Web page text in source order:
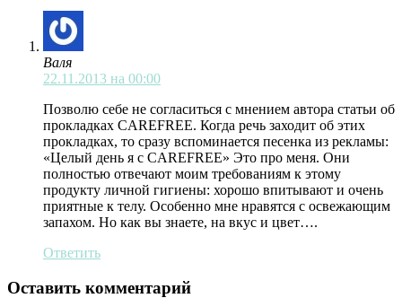
Валя
22.11.2013 на 00:00
Позволю себе не согласиться с мнением автора статьи об
прокладках CAREFREE. Когда речь заходит об этих
прокладках, то сразу вспоминается песенка из рекламы:
«Целый день я с CAREFREE» Это про меня. Они
полностью отвечают моим требованиям к этому
продукту личной гигиены: хорошо впитывают и очень
приятные к телу. Особенно мне нравятся с освежающим
запахом. Но как вы знаете, на вкус и цвет….
Ответить
Оставить комментарий